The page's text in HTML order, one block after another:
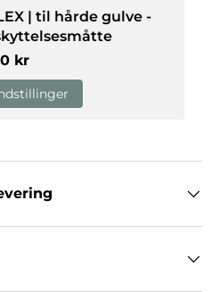
| til hårde gulve -
kr